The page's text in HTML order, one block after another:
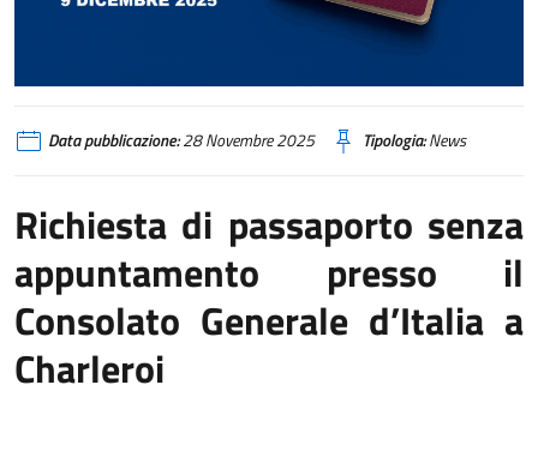
Data pubblicazione:28 Novembre 2025 Tipologia:News
Richiesta di passaporto senza
appuntamento presso il
Consolato Generale d’Italia a
Charleroi